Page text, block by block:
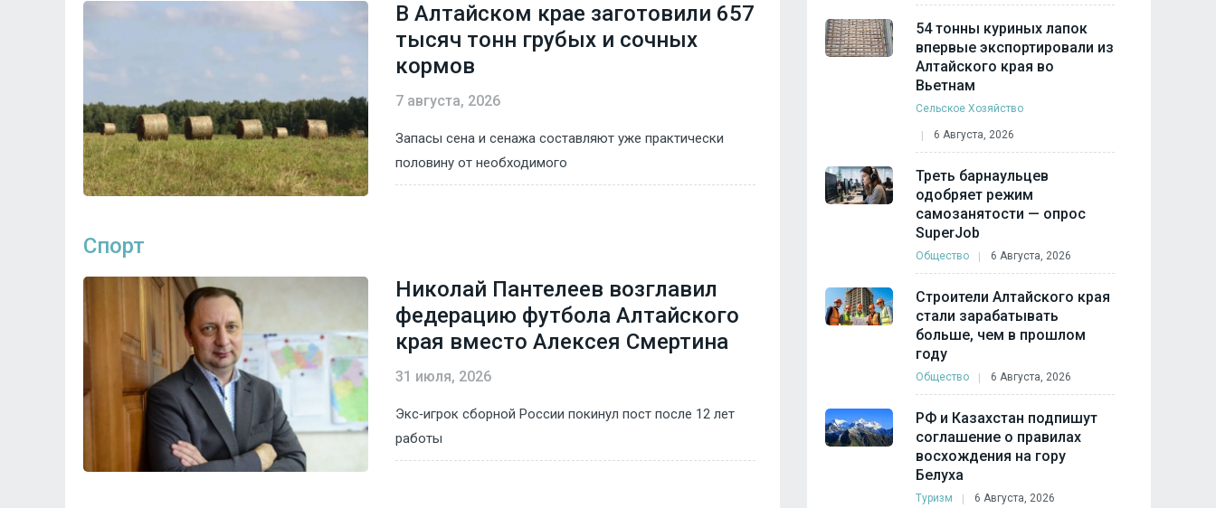
В Алтайском крае заготовили 657
тысяч тонн грубых и сочных
кормов
7 августа, 2026
Запасы сена и сенажа составляют уже практически
половину от необходимого
Спорт
Николай Пантелеев возглавил
федерацию футбола Алтайского
края вместо Алексея Смертина
31 июля, 2026
Экс‑игрок сборной России покинул пост после 12 лет
работы
54 тонны куриных лапок
впервые экспортировали из
Алтайского края во
Вьетнам
Сельское Хозяйство
6 Августа, 2026
Треть барнаульцев
одобряет режим
самозанятости — опрос
SuperJob
Общество 6 Августа, 2026
Строители Алтайского края
стали зарабатывать
больше, чем в прошлом
году
Общество 6 Августа, 2026
РФ и Казахстан подпишут
соглашение о правилах
восхождения на гору
Белуха
Туризм 6 Августа, 2026